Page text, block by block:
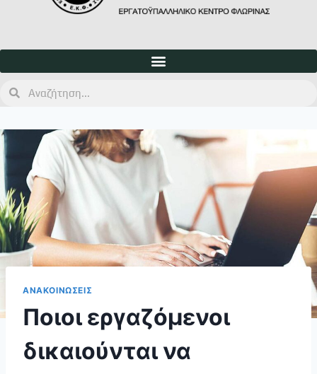
ΑΝΑΚΟΙΝΩΣΕΙΣ
Ποιοι εργαζόμενοι
δικαιούνται να